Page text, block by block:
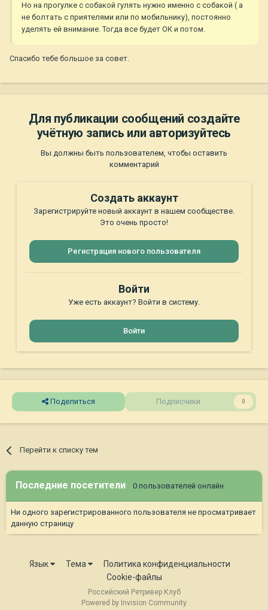
Но на прогулке с собакой гулять нужно именно с собакой ( а
не болтать с приятелями или по мобильнику), постоянно
уделять ей внимание. Тогда все будет ОК и потом.
Спасибо тебе большое за совет.
Для публикации сообщений создайте
учётную запись или авторизуйтесь
Вы должны быть пользователем, чтобы оставить
комментарий
Создать аккаунт
Зарегистрируйте новый аккаунт в нашем сообществе.
Это очень просто!
Регистрация нового пользователя
Войти
Уже есть аккаунт? Войти в систему.
Войти
Поделиться Подписчики 0
Перейти к списку тем
Последние посетители 0 пользователей онлайн
Ни одного зарегистрированного пользователя не просматривает
данную страницу
Язык Тема
Политика конфиденциальности
Cookie-файлы
Российский Ретривер Клуб
Powered by Invision Community